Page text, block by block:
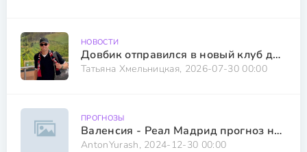
НОВОСТИ
Довбик отправился в новый клуб для завершения трансфера
Татьяна Хмельницкая, 2026-07-30 00:00
ПРОГНОЗЫ
Валенсия - Реал Мадрид прогноз на матч от AntonYurash 03.01.2025
AntonYurash, 2024-12-30 00:00